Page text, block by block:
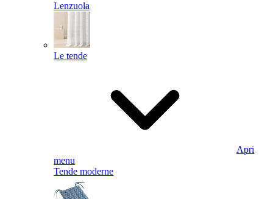
Lenzuola
Le tende
Apri
menu
Tende moderne